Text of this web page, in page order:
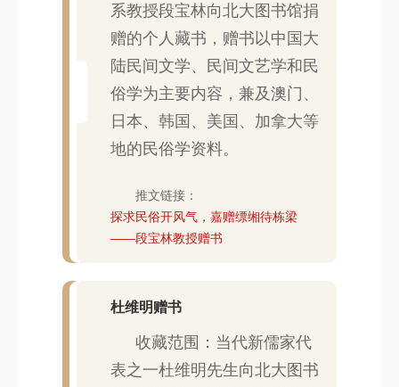
系教授段宝林向北大图书馆捐
赠的个人藏书，赠书以中国大
陆民间文学、民间文艺学和民
俗学为主要内容，兼及澳门、
日本、韩国、美国、加拿大等
地的民俗学资料。
推文链接：
探求民俗开风气，嘉赠缥缃待栋梁
——段宝林教授赠书
杜维明赠书
收藏范围：当代新儒家代
表之一杜维明先生向北大图书